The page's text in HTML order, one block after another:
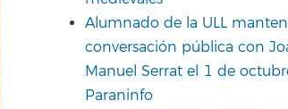
Alumnado de la ULL
conversación pública con
Manuel Serrat el 1 de
Paraninfo